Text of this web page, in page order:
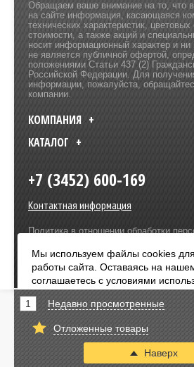
Обращаем ваше внимание на то, что
на сайте информация, касающаяся
технических характеристик, цветовых
стоимости, а также акций и
носит информационный характер и ни
не является публичной офертой,
положениями Статьи 437 (2)
Российской Федерации. Для
информации, пожалуйста,
компании.
КОМПАНИЯ
Оплата:
КАТАЛОГ
+7 (3452) 600-169
Контактная информация
Политика в отношении обработки
1 Недавно просмотренные
Отложенные товары
Наверх
Мы используем файлы cookies
работы сайта. Оставаясь на
соглашаетесь с условиями
cookies. Чтобы ознакомиться с
о конфиденциальности и об
cookie,
Я согласен